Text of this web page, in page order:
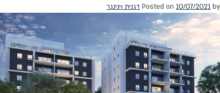
Posted on 10/07/2021 by דגנית וינינגר